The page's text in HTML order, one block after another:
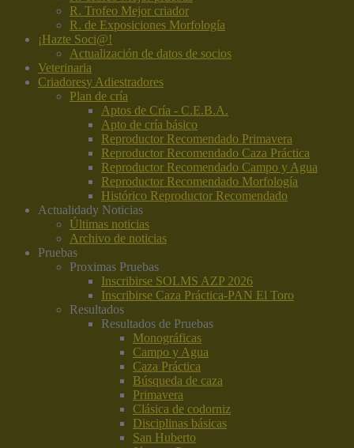
R. Trofeo Mejor criador
R. de Exposiciones Morfología
¡Hazte Soci@!
Actualización de datos de socios
Veterinaria
Criadoresy Adiestradores
Plan de cría
Aptos de Cría - C.E.B.A.
Apto de cría básico
Reproductor Recomendado Primavera
Reproductor Recomendado Caza Práctica
Reproductor Recomendado Campo y Agua
Reproductor Recomendado Morfología
Histórico Reproductor Recomendado
Actualidady Noticias
Últimas noticias
Archivo de noticias
Pruebas
Proximas Pruebas
Inscribirse SOLMS AZP 2026
Inscribirse Caza Práctica-PAN El Toro
Resultados
Resultados de Pruebas
Monográficas
Campo y Agua
Caza Práctica
Búsqueda de caza
Primavera
Clásica de codorniz
Disciplinas básicas
San Huberto